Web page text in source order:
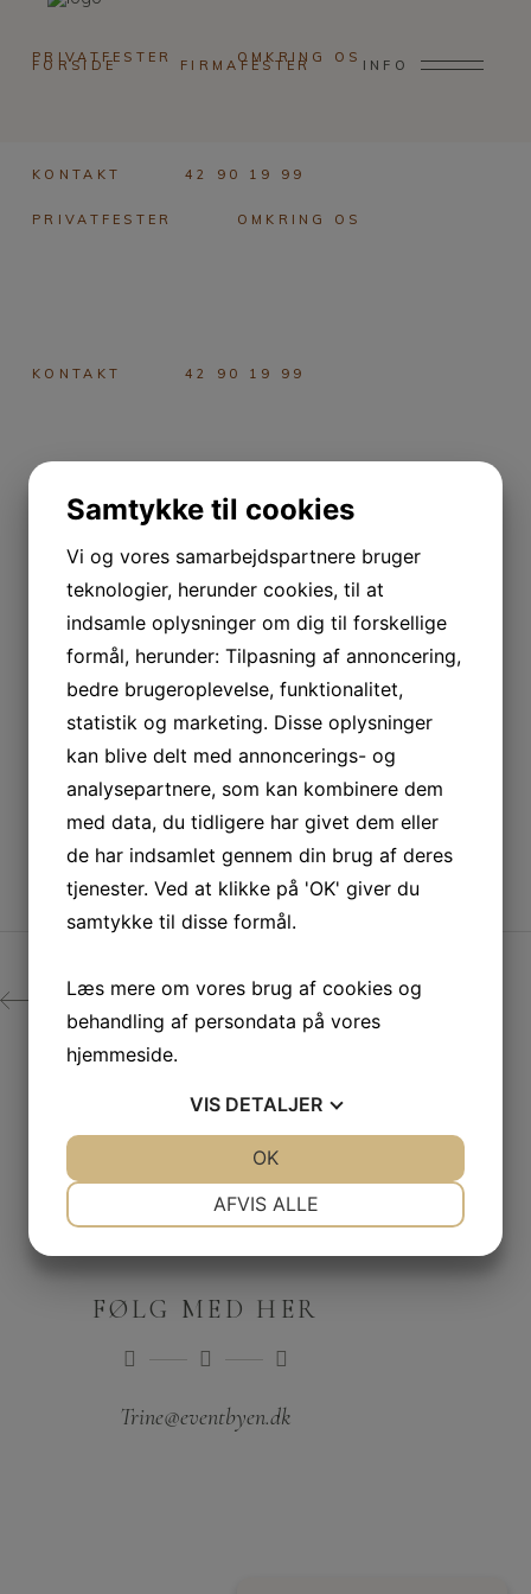
FORSIDE FIRMAFESTER
PRIVATFESTER OMKRING OS
KONTAKT 42 90 19 99
INFO
PRIVATFESTER OMKRING OS
KONTAKT 42 90 19 99
PREV
FØLG MED HER
Trine@eventbyen.dk
Samtykke til cookies
Vi og vores samarbejdspartnere bruger
teknologier, herunder cookies, til at
indsamle oplysninger om dig til forskellige
formål, herunder: Tilpasning af annoncering,
bedre brugeroplevelse, funktionalitet,
statistik og marketing. Disse oplysninger
kan blive delt med annoncerings- og
analysepartnere, som kan kombinere dem
med data, du tidligere har givet dem eller
de har indsamlet gennem din brug af deres
tjenester. Ved at klikke på 'OK' giver du
samtykke til disse formål.
Læs mere om vores brug af cookies og
behandling af persondata på vores
hjemmeside.
VIS DETALJER
PRÆFERENCER
AFVIS ALLE
OK